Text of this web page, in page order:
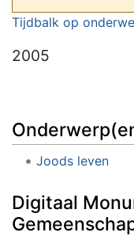
Ga naar: navigatie,
Tijdbalk op
2005
Joods leven
Digitaal